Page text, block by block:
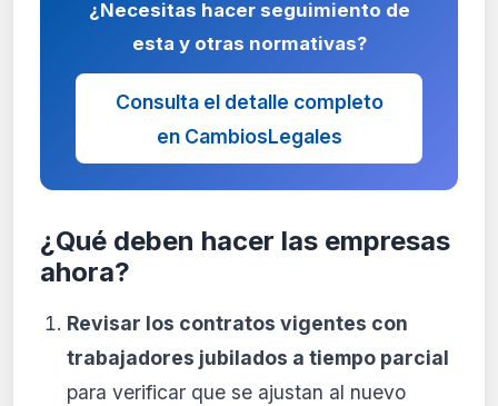
¿Necesitas hacer seguimiento de
esta y otras normativas?
Consulta el detalle completo
en CambiosLegales
¿Qué deben hacer las empresas
ahora?
Revisar los contratos vigentes con
trabajadores jubilados a tiempo parcial
para verificar que se ajustan al nuevo